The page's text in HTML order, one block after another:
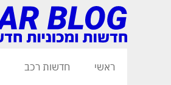
ראשי חדשות רכב